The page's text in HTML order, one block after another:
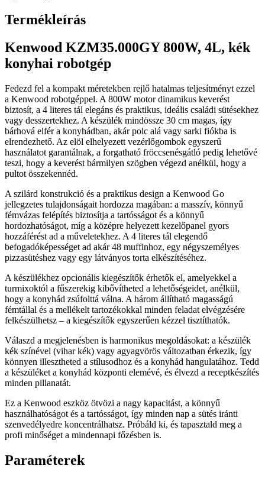
Termékleírás
Kenwood KZM35.000GY 800W, 4L, kék
konyhai robotgép
Fedezd fel a kompakt méretekben rejlő hatalmas teljesítményt ezzel
a Kenwood robotgéppel. A 800W motor dinamikus keverést
biztosít, a 4 literes tál elegáns és praktikus, ideális családi sütésekhez
vagy desszertekhez. A készülék mindössze 30 cm magas, így
bárhová elfér a konyhádban, akár polc alá vagy sarki fiókba is
elrendezhető. Az elöl elhelyezett vezérlőgombok egyszerű
használatot garantálnak, a forgatható fröccsenésgátló pedig lehetővé
teszi, hogy a keverést bármilyen szögben végezd anélkül, hogy a
pultot összekennéd.
A szilárd konstrukció és a praktikus design a Kenwood Go
jellegzetes tulajdonságait hordozza magában: a masszív, könnyű
fémvázas felépítés biztosítja a tartósságot és a könnyű
hordozhatóságot, míg a középre helyezett kezelőpanel gyors
hozzáférést ad a műveletekhez. A 4 literes tál elegendő
befogadóképességet ad akár 48 muffinhoz, egy négyszemélyes
pizzasütéshez vagy egy látványos torta elkészítéséhez.
A készülékhez opcionális kiegészítők érhetők el, amelyekkel a
turmixoktól a fűszerekig kibővítheted a lehetőségeidet, anélkül,
hogy a konyhád zsúfolttá válna. A három állítható magasságú
fémtállal és a mellékelt tartozékokkal minden feladat elvégzésére
felkészülhetsz – a kiegészítők egyszerűen kézzel tisztíthatók.
Válaszd a megjelenésben is harmonikus megoldásokat: a készülék
kék színével (vihar kék) vagy agyagvörös változatban érkezik, így
könnyen illesztheted a stílusodhoz és a konyhád hangulatához. Tedd
a készüléket a konyhád központi elemévé, és élvezd a receptkészítés
minden pillanatát.
Ez a Kenwood eszköz ötvözi a nagy kapacitást, a könnyű
használhatóságot és a tartósságot, így minden nap a sütés iránti
szenvedélyedre koncentrálhatsz. Próbáld ki, és tapasztald meg a
profi minőséget a mindennapi főzésben is.
Paraméterek